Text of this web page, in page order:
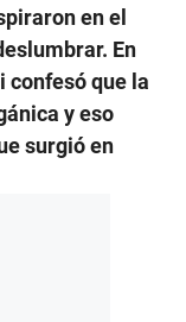
en el
En
confesó que la
y eso
surgió en